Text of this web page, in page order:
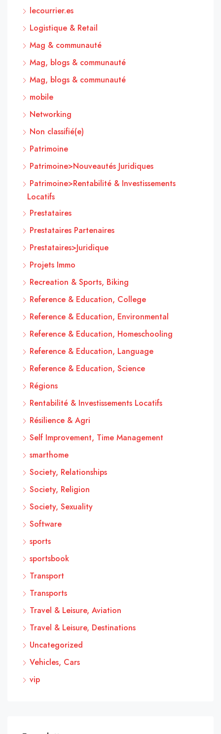
lecourrier.es
Logistique & Retail
Mag & communauté
Mag, blogs & communauté
Mag, blogs & communauté
mobile
Networking
Non classifié(e)
Patrimoine
Patrimoine>Nouveautés Juridiques
Patrimoine>Rentabilité & Investissements
Locatifs
Prestataires
Prestataires Partenaires
Prestataires>Juridique
Projets Immo
Recreation & Sports, Biking
Reference & Education, College
Reference & Education, Environmental
Reference & Education, Homeschooling
Reference & Education, Language
Reference & Education, Science
Régions
Rentabilité & Investissements Locatifs
Résilience & Agri
Self Improvement, Time Management
smarthome
Society, Relationships
Society, Religion
Society, Sexuality
Software
sports
sportsbook
Transport
Transports
Travel & Leisure, Aviation
Travel & Leisure, Destinations
Uncategorized
Vehicles, Cars
vip